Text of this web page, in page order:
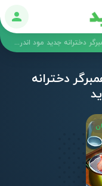
ورود
دخترانه جدید مود اندروید
دخترانه